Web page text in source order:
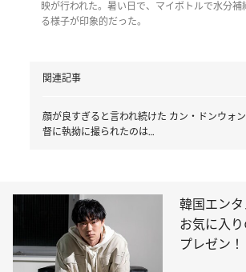
映が行われた。暑い日で、マイボトルで水分
る様子が印象的だった。
関連記事
顔が良すぎると言われ続けた カン・ドンウォ
督に執拗に撮られたのは…
韓国エン
お気に入
プレゼン